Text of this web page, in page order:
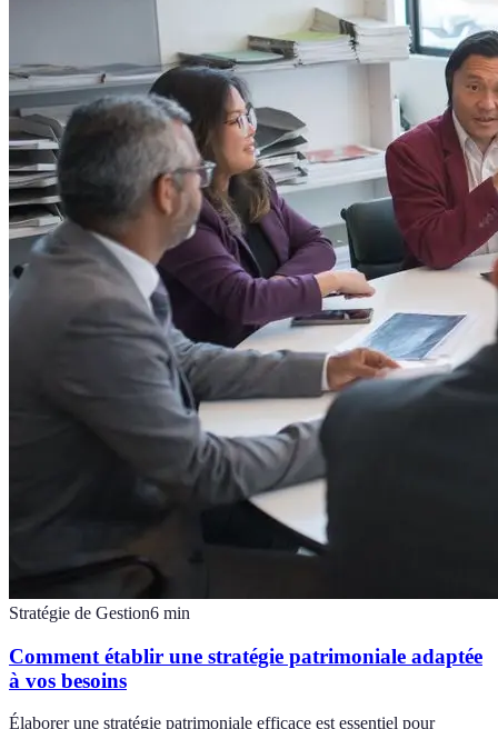
Stratégie de Gestion6 min
Comment établir une stratégie patrimoniale adaptée
à vos besoins
Élaborer une stratégie patrimoniale efficace est essentiel pour